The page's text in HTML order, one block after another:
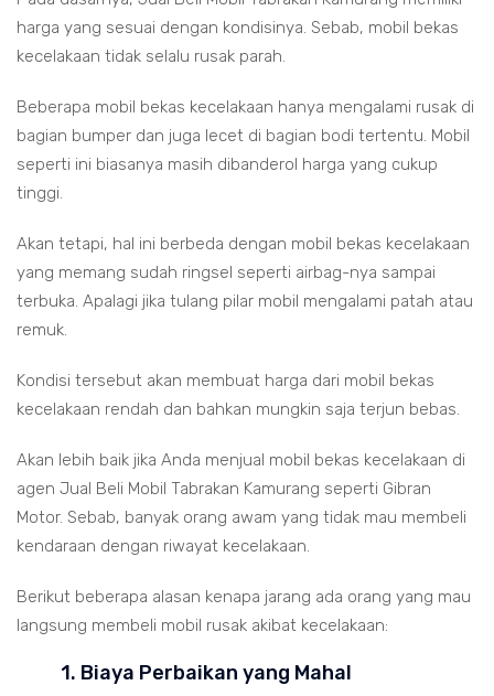
harga yang sesuai dengan kondisinya. Sebab, mobil bekas
kecelakaan tidak selalu rusak parah.
Beberapa mobil bekas kecelakaan hanya mengalami rusak di
bagian bumper dan juga lecet di bagian bodi tertentu. Mobil
seperti ini biasanya masih dibanderol harga yang cukup
tinggi.
Akan tetapi, hal ini berbeda dengan mobil bekas kecelakaan
yang memang sudah ringsel seperti airbag-nya sampai
terbuka. Apalagi jika tulang pilar mobil mengalami patah atau
remuk.
Kondisi tersebut akan membuat harga dari mobil bekas
kecelakaan rendah dan bahkan mungkin saja terjun bebas.
Akan lebih baik jika Anda menjual mobil bekas kecelakaan di
agen Jual Beli Mobil Tabrakan Kamurang seperti Gibran
Motor. Sebab, banyak orang awam yang tidak mau membeli
kendaraan dengan riwayat kecelakaan.
Berikut beberapa alasan kenapa jarang ada orang yang mau
langsung membeli mobil rusak akibat kecelakaan:
1. Biaya Perbaikan yang Mahal